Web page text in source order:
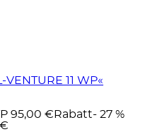
11 WP«
95,00 € Rabatt- 27 %